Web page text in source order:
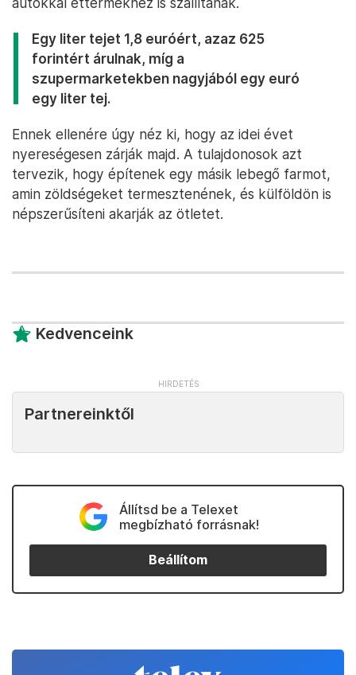
Egy liter tejet 1,8 euróért, azaz 625
forintért árulnak, míg a
szupermarketekben nagyjából egy euró
egy liter tej.
Ennek ellenére úgy néz ki, hogy az idei évet
nyereségesen zárják majd. A tulajdonosok azt
tervezik, hogy építenek egy másik lebegő farmot,
amin zöldségeket termesztenének, és külföldön is
népszerűsíteni akarják az ötletet.
Kedvenceink
Partnereinktől
Állítsd be a Telexet
megbízható forrásnak!
Beállítom